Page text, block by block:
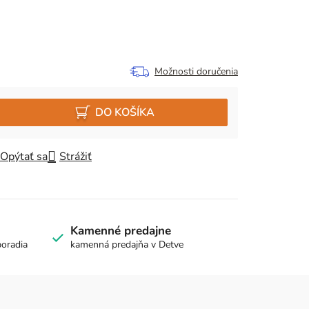
Možnosti doručenia
DO KOŠÍKA
Opýtať sa Strážiť
Kamenné predajne
kamenná predajňa v Detve